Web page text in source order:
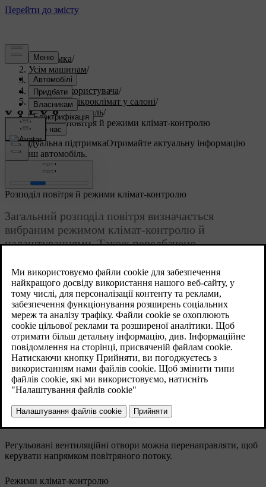
Підтримка/
Усім машинам/
S60 2023/
Посібник користувача/
Комфорт і мікроклімат у салоні/
Клімат-контроль/
Розподіл повітря й режими клімат-контролю
Індивідуальна підтримкаОтримайте актуальну інформацію
про ваш автомобіль.
Оновлено 04.04.2025
Розподіл повітря й режими клімат-контролю
Загальний розподіл повітря визначається
вибраним режимом клімат-контролю й
налаштуваннями. Також передбачено
регулювання повітряного потоку в салоні
автомобіля.
Регульовані вентиляційні отвори
Місця розташування регульованих вентиляційних
отворів
Регульовані вентиляційні отвори можна перенаправляти, щоб
керувати напрямком повітряного потоку.
Режими клімат-контролю